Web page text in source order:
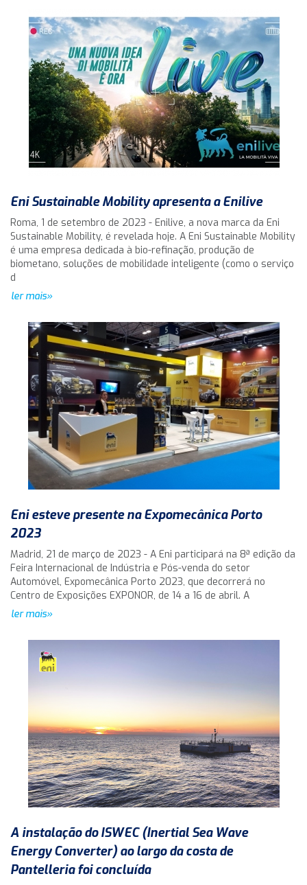
Eni Sustainable Mobility apresenta a Enilive
Roma, 1 de setembro de 2023 - Enilive, a nova marca da Eni
Sustainable Mobility, é revelada hoje. A Eni Sustainable Mobility
é uma empresa dedicada à bio-refinação, produção de
biometano, soluções de mobilidade inteligente (como o serviço
d
ler mais»
Eni esteve presente na Expomecânica Porto
2023
Madrid, 21 de março de 2023 - A Eni participará na 8ª edição da
Feira Internacional de Indústria e Pós-venda do setor
Automóvel, Expomecânica Porto 2023, que decorrerá no
Centro de Exposições EXPONOR, de 14 a 16 de abril. A
ler mais»
A instalação do ISWEC (Inertial Sea Wave
Energy Converter) ao largo da costa de
Pantelleria foi concluída